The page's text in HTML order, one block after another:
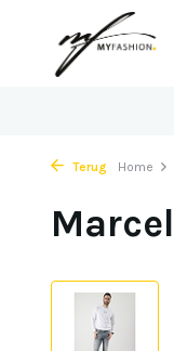
Terug Home